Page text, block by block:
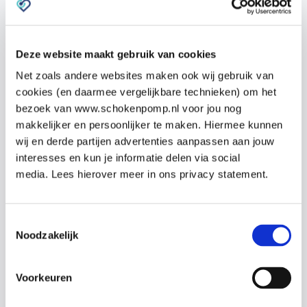
Deze website maakt gebruik van cookies
Net zoals andere websites maken ook wij gebruik van
cookies (en daarmee vergelijkbare technieken) om het
bezoek van www.schokenpomp.nl voor jou nog
makkelijker en persoonlijker te maken. Hiermee kunnen
wij en derde partijen advertenties aanpassen aan jouw
interesses en kun je informatie delen via social
media. Lees hierover meer in ons privacy statement.
Noodzakelijk
Voorkeuren
vraag het slachtoffer zijn armen op te
Bij minimaal een van deze klachten, moet er direct
gehandeld worden: stel hettijdstip vast waarop de
klachten zijn begonnen en bel direct mogelijk 112.
Een hersenbloeding kan zich hetzelfde presenteren
als een herseninfarct. Slachtoffers kunnen echter ook
andere symptomen hebben:
combinatie met
misselijkheid en overgeven.
Wat moet je doen bij een